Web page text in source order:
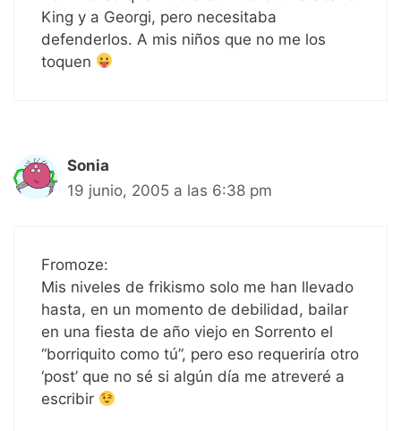
King y a Georgi, pero necesitaba
defenderlos. A mis niños que no me los
toquen
Sonia
19 junio, 2005 a las 6:38 pm
Fromoze:
Mis niveles de frikismo solo me han llevado
hasta, en un momento de debilidad, bailar
en una fiesta de año viejo en Sorrento el
“borriquito como tú”, pero eso requeriría otro
‘post’ que no sé si algún día me atreveré a
escribir